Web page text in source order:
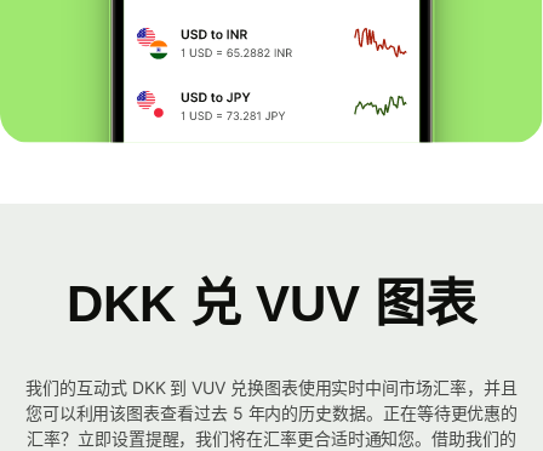
DKK 兑 VUV 图表
我们的互动式 DKK 到 VUV 兑换图表使用实时中间市场汇率，并且
您可以利用该图表查看过去 5 年内的历史数据。正在等待更优惠的
汇率？立即设置提醒，我们将在汇率更合适时通知您。借助我们的